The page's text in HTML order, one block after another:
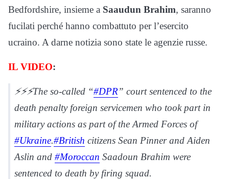
Bedfordshire, insieme a Saaudun Brahim, saranno
fucilati perché hanno combattuto per l’esercito
ucraino. A darne notizia sono state le agenzie russe.
IL VIDEO:
⚡️⚡️⚡️The so-called “#DPR” court sentenced to the
death penalty foreign servicemen who took part in
military actions as part of the Armed Forces of
#Ukraine.#British citizens Sean Pinner and Aiden
Aslin and #Moroccan Saadoun Brahim were
sentenced to death by firing squad.